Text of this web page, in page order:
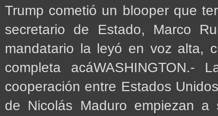
Trump cometió un blooper que
secretario de Estado, Marco
mandatario la leyó en voz alta,
completa
cooperación entre Estados
de Nicolás Maduro empiezan